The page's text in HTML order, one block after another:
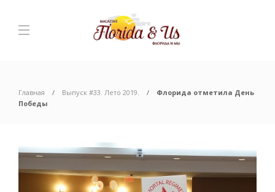
Главная Выпуск #33. Лето 2019.
Флорида отметила День
Победы